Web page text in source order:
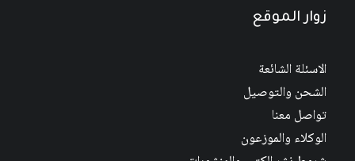
زوار الموقع
الاسئلة الشائعة
الشحن والتوصيل
تواصل معنا
الوكلاء والموزعون